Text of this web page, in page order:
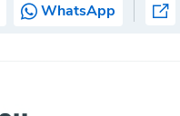
WhatsApp